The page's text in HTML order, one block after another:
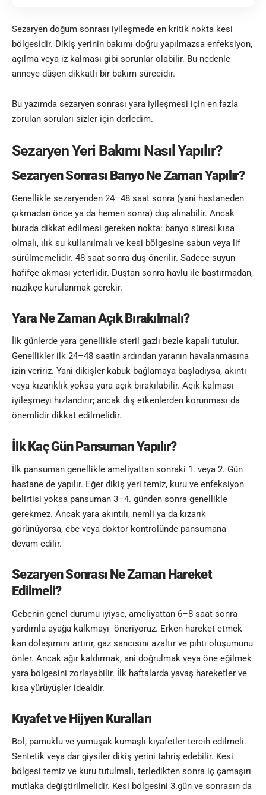
Sezaryen doğum sonrası iyileşmede en kritik nokta kesi
bölgesidir. Dikiş yerinin bakımı doğru yapılmazsa enfeksiyon,
açılma veya iz kalması gibi sorunlar olabilir. Bu nedenle
anneye düşen dikkatli bir bakım sürecidir.
Bu yazımda sezaryen sonrası yara iyileşmesi için en fazla
zorulan soruları sizler için derledim.
Sezaryen Yeri Bakımı Nasıl Yapılır?
Sezaryen Sonrası Banyo Ne Zaman Yapılır?
Genellikle sezaryenden 24–48 saat sonra (yani hastaneden
çıkmadan önce ya da hemen sonra) duş alınabilir. Ancak
burada dikkat edilmesi gereken nokta: banyo süresi kısa
olmalı, ılık su kullanılmalı ve kesi bölgesine sabun veya lif
sürülmemelidir. 48 saat sonra duş önerilir. Sadece suyun
hafifçe akması yeterlidir. Duştan sonra havlu ile bastırmadan,
nazikçe kurulanmak gerekir.
Yara Ne Zaman Açık Bırakılmalı?
İlk günlerde yara genellikle steril gazlı bezle kapalı tutulur.
Genellikler ilk 24–48 saatin ardından yaranın havalanmasına
izin veririz. Yani dikişler kabuk bağlamaya başladıysa, akıntı
veya kızarıklık yoksa yara açık bırakılabilir. Açık kalması
iyileşmeyi hızlandırır; ancak dış etkenlerden korunması da
önemlidir dikkat edilmelidir.
İlk Kaç Gün Pansuman Yapılır?
İlk pansuman genellikle ameliyattan sonraki 1. veya 2. Gün
hastane de yapılır. Eğer dikiş yeri temiz, kuru ve enfeksiyon
belirtisi yoksa pansuman 3–4. günden sonra genellikle
gerekmez. Ancak yara akıntılı, nemli ya da kızarık
görünüyorsa, ebe veya doktor kontrolünde pansumana
devam edilir.
Sezaryen Sonrası Ne Zaman Hareket
Edilmeli?
Gebenin genel durumu iyiyse, ameliyattan 6–8 saat sonra
yardımla ayağa kalkmayı öneriyoruz. Erken hareket etmek
kan dolaşımını artırır, gaz sancısını azaltır ve pıhtı oluşumunu
önler. Ancak ağır kaldırmak, ani doğrulmak veya öne eğilmek
yara bölgesini zorlayabilir. İlk haftalarda yavaş hareketler ve
kısa yürüyüşler idealdir.
Kıyafet ve Hijyen Kuralları
Bol, pamuklu ve yumuşak kumaşlı kıyafetler tercih edilmeli.
Sentetik veya dar giysiler dikiş yerini tahriş edebilir. Kesi
bölgesi temiz ve kuru tutulmalı, terledikten sonra iç çamaşırı
mutlaka değiştirilmelidir. Kesi bölgesini 3.gün ve sonrasın da